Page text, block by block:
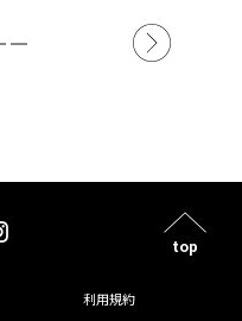
top
利用規約